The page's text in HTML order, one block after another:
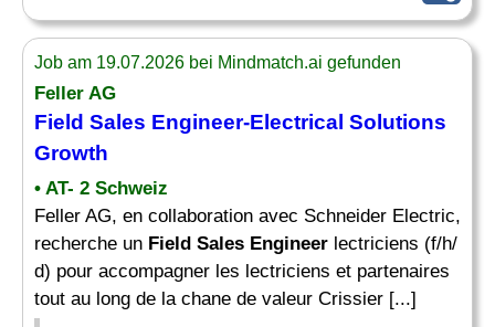
Job am 19.07.2026 bei Mindmatch.ai gefunden
Feller AG
Field Sales Engineer-Electrical Solutions
Growth
• AT- 2 Schweiz
Feller AG, en collaboration avec Schneider Electric,
recherche un Field Sales Engineer lectriciens (f/h/
d) pour accompagner les lectriciens et partenaires
tout au long de la chane de valeur Crissier [...]